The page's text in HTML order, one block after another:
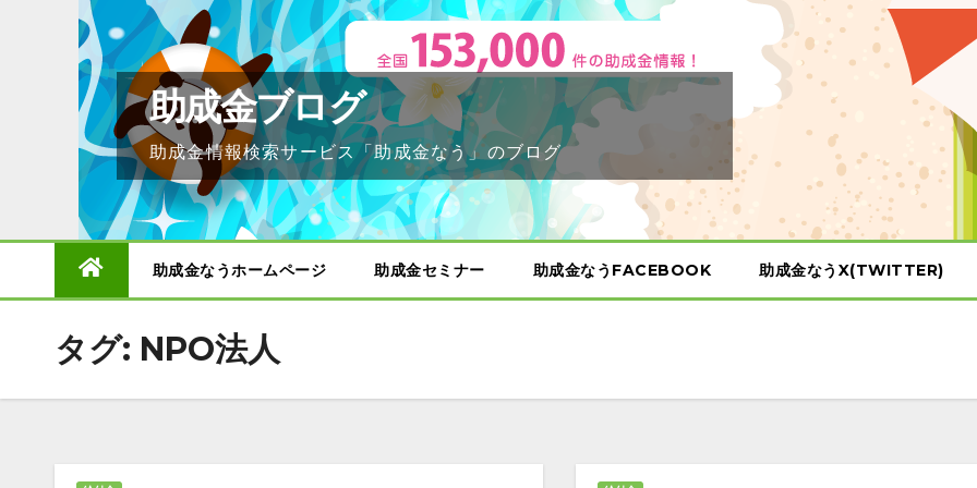
助成金ブログ
助成金情報検索サービス「助成金なう」のブログ
助成金なうホームページ 助成金セミナー 助成金なうFACEBOOK 助成金なうX(TWITTER)
タグ: NPO法人